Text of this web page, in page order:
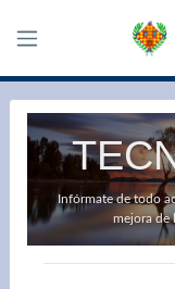
Infórmate de todo
mejora de